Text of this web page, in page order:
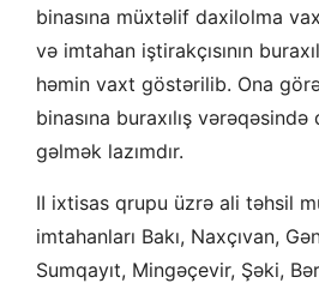
binasına müxtəlif daxilolma
və imtahan iştirakçısının
həmin vaxt göstərilib. Ona
binasına buraxılış
gəlmək lazımdır.
II ixtisas qrupu üzrə ali təhsil
imtahanları Bakı, Naxçıvan,
Sumqayıt, Mingəçevir, Şəki,